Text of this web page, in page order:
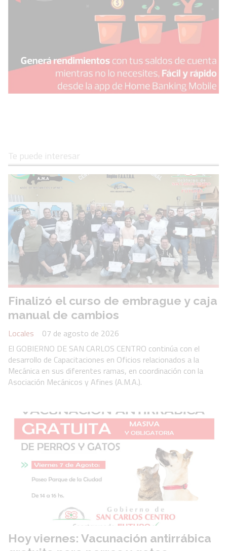
Te puede interesar
Finalizó el curso de embrague y caja
manual de cambios
Locales
07 de agosto de 2026
El GOBIERNO DE SAN CARLOS CENTRO continúa con el
desarrollo de Capacitaciones en Oficios relacionados a la
Mecánica en sus diferentes ramas, en coordinación con la
Asociación Mecánicos y Afines (A.M.A.).
Hoy viernes: Vacunación antirrábica